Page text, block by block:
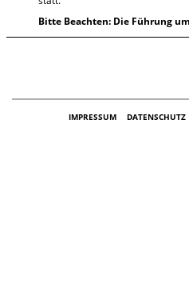
Bitte Beachten: Die Führung
IMPRESSUM DATENSCHUTZ